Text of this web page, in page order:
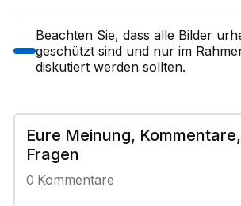
Beachten Sie, dass alle Bilder
geschützt sind und nur im
diskutiert werden sollten.
Eure Meinung, Kommentare,
Fragen
0 Kommentare